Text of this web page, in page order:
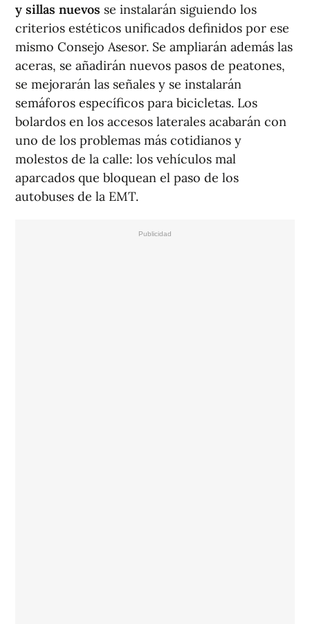
y sillas nuevos se instalarán siguiendo los
criterios estéticos unificados definidos por ese
mismo Consejo Asesor. Se ampliarán además las
aceras, se añadirán nuevos pasos de peatones,
se mejorarán las señales y se instalarán
semáforos específicos para bicicletas. Los
bolardos en los accesos laterales acabarán con
uno de los problemas más cotidianos y
molestos de la calle: los vehículos mal
aparcados que bloquean el paso de los
autobuses de la EMT.